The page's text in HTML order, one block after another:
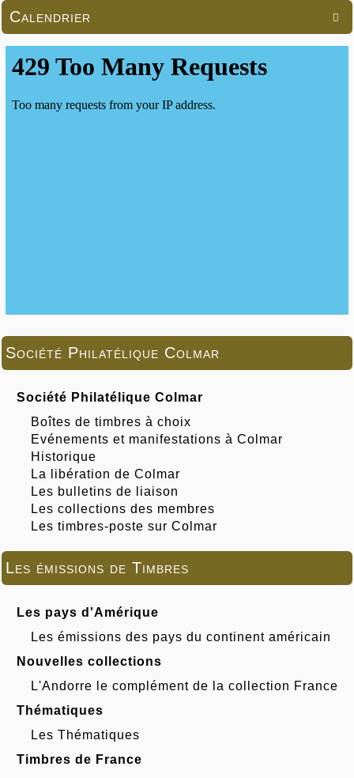

Calendrier
Société Philatélique Colmar
Société Philatélique Colmar
Boîtes de timbres à choix
Evénements et manifestations à Colmar
Historique
La libération de Colmar
Les bulletins de liaison
Les collections des membres
Les timbres-poste sur Colmar
Les émissions de Timbres
Les pays d'Amérique
Les émissions des pays du continent américain
Nouvelles collections
L'Andorre le complément de la collection France
Thématiques
Les Thématiques
Timbres de France